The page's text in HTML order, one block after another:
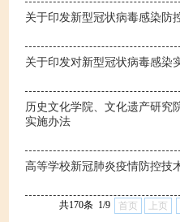
关于印发新型冠状病毒感染防
关于印发对新型冠状病毒感染
历史文化学院、文化遗产研究
实施办法
高等学校新冠肺炎疫情防控技
共170条 1/9 首页 上页